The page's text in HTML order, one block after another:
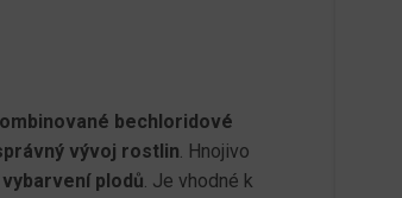
bechloridové
vývoj rostlin. Hnojivo
plodů. Je vhodné k